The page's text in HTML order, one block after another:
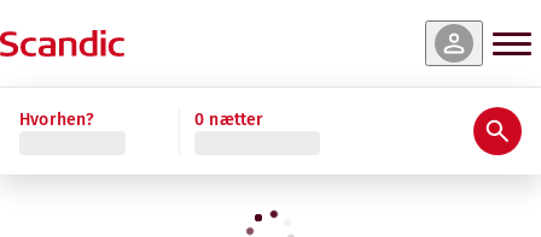
Hvorhen? 0 nætter